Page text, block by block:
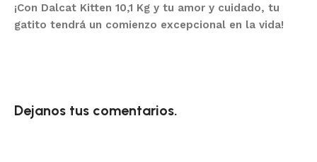
¡Con Dalcat Kitten 10,1 Kg y tu amor y cuidado, tu
gatito tendrá un comienzo excepcional en la vida!
Dejanos tus comentarios.